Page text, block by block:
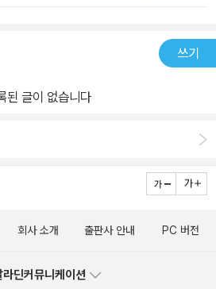
. 마을 주민들은 무관심하지만 이러한 모
성되어 있는 모습은 학자들의 궁금증을
진다. 1996년 산불로 참사
적이다. 산불이 진압되고 현장을 찾은
단 학살장’이라는 표현으로 폐허가 된 숲
러면서도 시커먼 흙을 뚫고 올라오는 노
다. 마지막 부분에는 최근 이 지역에서
께 만들어가는 공동의 것임을 말한다.
운사에는 동백나무가 붉은 피를 토해내
유명산의 억새밭, 대부도의 갈대밭도
한 초등학교 교정에 가득 핀 다정큼나
있어 담양의 명소를 만들어준 메타세
, 숲을 더욱 풍부하게 하는 작은 생명들까
시사철 찾아갈 수 있는 곳을 안내하는 책
쓰기
된 글이 없습니다
회사 소개 출판사 안내 PC 버전
딘커뮤니케이션